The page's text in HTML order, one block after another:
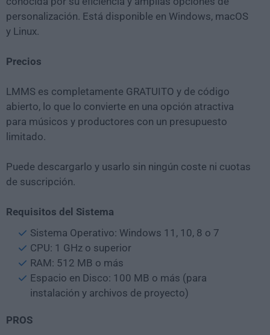
personalización. Está disponible en Windows, macOS
y Linux.
Precios
LMMS es completamente GRATUITO y de código
abierto, lo que lo convierte en una opción atractiva
para músicos y productores con un presupuesto
limitado.
Puede descargarlo y usarlo sin ningún coste ni cuotas
de suscripción.
Requisitos del Sistema
Sistema Operativo: Windows 11, 10, 8 o 7
CPU: 1 GHz o superior
RAM: 512 MB o más
Espacio en Disco: 100 MB o más (para
instalación y archivos de proyecto)
PROS